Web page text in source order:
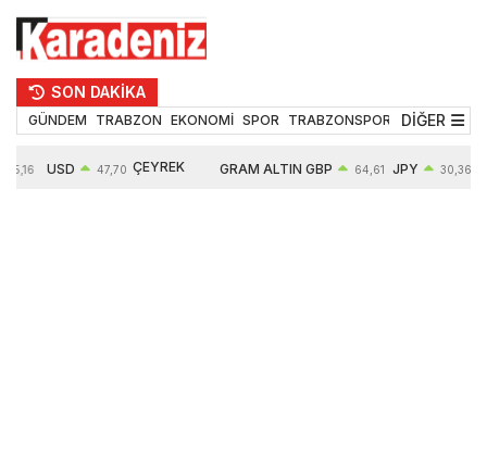
SON DAKİKA
GÜNDEM TRABZON EKONOMİ SPOR TRABZONSPOR TEKNOLOJİ
DİĞER
55,16 USD 47,70 ÇEYREK GRAM ALTIN GBP 64,61 JPY 30,36